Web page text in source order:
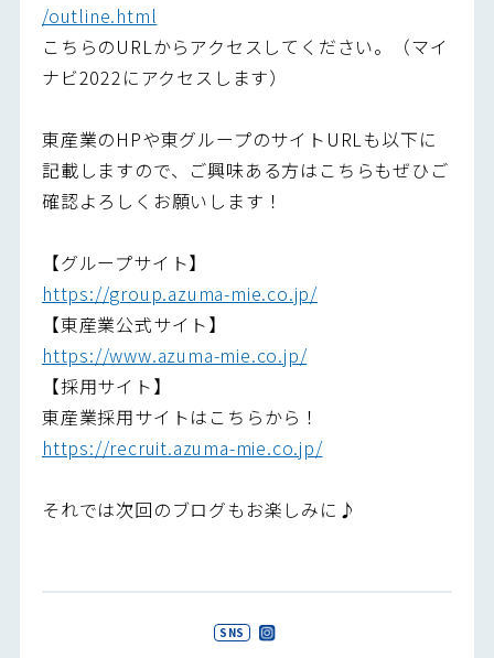
/outline.html
こちらのURLからアクセスしてください。（マイ
ナビ2022にアクセスします）
東産業のHPや東グループのサイトURLも以下に
記載しますので、ご興味ある方はこちらもぜひご
確認よろしくお願いします！
【グループサイト】
https://group.azuma-mie.co.jp/
【東産業公式サイト】
https://www.azuma-mie.co.jp/
【採用サイト】
東産業採用サイトはこちらから！
https://recruit.azuma-mie.co.jp/
それでは次回のブログもお楽しみに♪
SNS